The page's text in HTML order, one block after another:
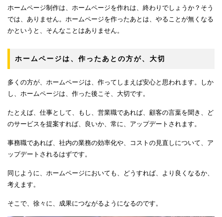
ホームページ制作は、ホームページを作れは、終わりでしょうか？そう
では、ありません。ホームページを作ったあとは、やることが無くなる
かというと、そんなことはありません。
ホームページは、作ったあとの方が、大切
多くの方が、ホームページは、作ってしまえば安心と思われます。しか
し、ホームページは、作った後こそ、大切です。
たとえば、仕事として、もし、営業職であれば、顧客の言葉を聞き、ど
のサービスを提案すれば、良いか、常に、アップデートされます。
事務職であれば、社内の業務の効率化や、コストの見直しについて、ア
ップデートされるはずです。
同じように、ホームページにおいても、どうすれば、より良くなるか、
考えます。
そこで、徐々に、成果につながるようになるのです。